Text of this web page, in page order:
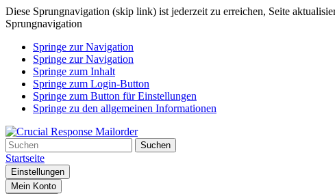
Diese Sprungnavigation (skip link) ist jederzeit zu erreichen, Seite
Sprungnavigation
Springe zur Navigation
Springe zur Navigation
Springe zum Inhalt
Springe zum Login-Button
Springe zum Button für Einstellungen
Springe zu den allgemeinen Informationen
Suchen
Startseite
Einstellungen
Mein Konto